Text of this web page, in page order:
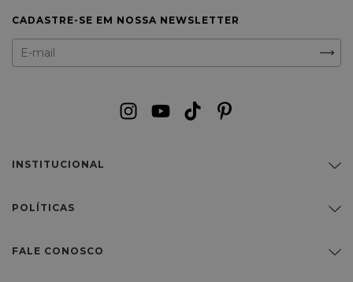
CADASTRE-SE EM NOSSA NEWSLETTER
INSTITUCIONAL
POLÍTICAS
FALE CONOSCO